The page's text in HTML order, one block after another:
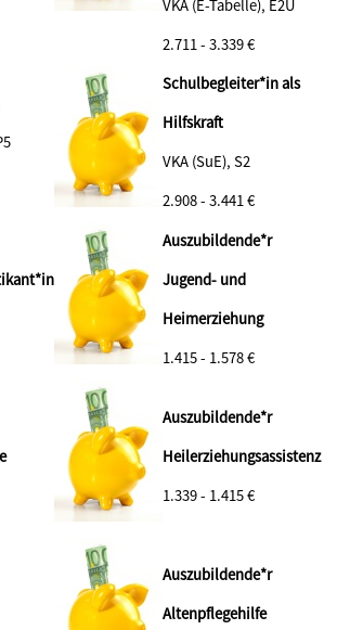
VKA (E-Tabelle), E2Ü
2.711 - 3.339 €
Schulbegleiter*in als
Hilfskraft
VKA (SuE), S2
2.908 - 3.441 €
Auszubildende*r
Jugend- und
Heimerziehung
1.415 - 1.578 €
Auszubildende*r
Heilerziehungsassistenz
1.339 - 1.415 €
Auszubildende*r
Altenpflegehilfe